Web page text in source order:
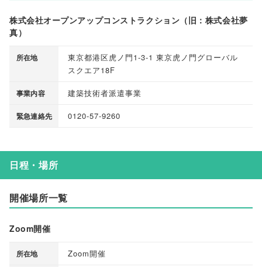
株式会社オープンアップコンストラクション（旧：株式会社夢
真）
所在地
東京都港区虎ノ門1-3-1 東京虎ノ門グローバル
スクエア18F
事業内容 建築技術者派遣事業
緊急連絡先 0120-57-9260
日程・場所
開催場所一覧
Zoom開催
所在地 Zoom開催